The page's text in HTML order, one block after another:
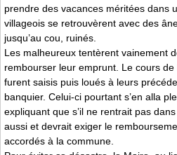
prendre des vacances méritées dans
villageois se retrouvèrent avec des
jusqu’au cou, ruinés.
Les malheureux tentèrent vainement
rembourser leur emprunt. Le cours de
furent saisis puis loués à leurs
banquier. Celui-ci pourtant s’en alla
expliquant que s’il ne rentrait pas
aussi et devrait exiger le
accordés à la commune.